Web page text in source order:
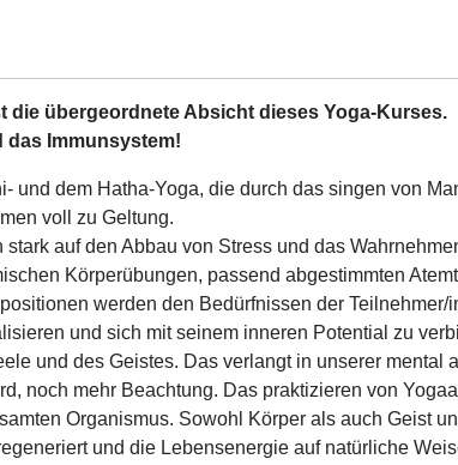
übergeordnete Absicht dieses Yoga-Kurses.
das Immunsystem!
und dem Hatha-Yoga, die durch das singen von
voll zu Geltung.
auf den Abbau von Stress und das
Körperübungen, passend abgestimmten
werden den Bedürfnissen der
und sich mit seinem inneren Potential zu
und des Geistes. Das verlangt in unserer mental
noch mehr Beachtung. Das praktizieren von
Organismus. Sowohl Körper als auch Geist
und die Lebensenergie auf natürliche